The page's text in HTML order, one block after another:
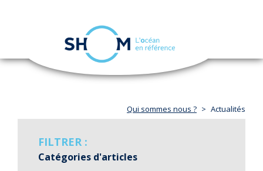
Aller
navigation
Qui sommes nous ? Actualités
FILTRER :
Catégories d'articles